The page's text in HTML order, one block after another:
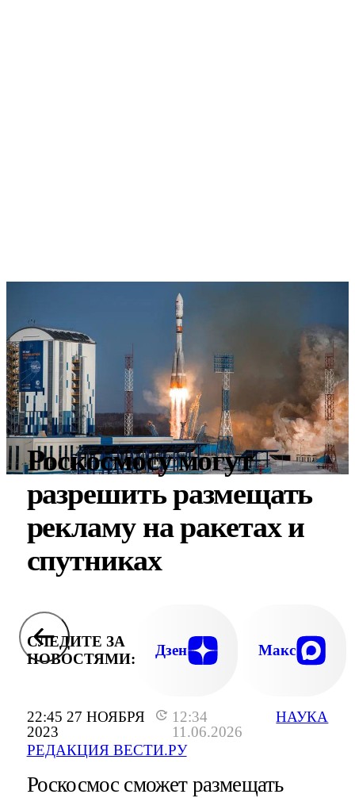
22:45 27 НОЯБРЯ
2023
12:34
11.06.2026
РЕДАКЦИЯ ВЕСТИ.РУ
НАУКА
Роскосмосу могут
разрешить размещать
рекламу на ракетах и
спутниках
СЛЕДИТЕ ЗА
НОВОСТЯМИ:
Дзен Макс
Роскосмос сможет размещать